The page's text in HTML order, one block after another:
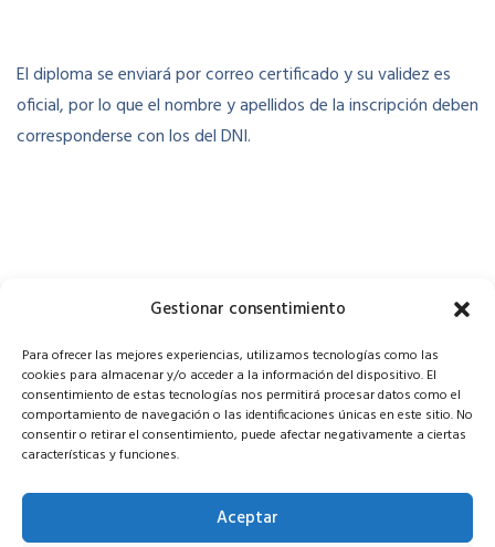
Gestionar consentimiento
Para ofrecer las mejores experiencias, utilizamos tecnologías como las
cookies para almacenar y/o acceder a la información del dispositivo. El
consentimiento de estas tecnologías nos permitirá procesar datos como el
comportamiento de navegación o las identificaciones únicas en este sitio. No
consentir o retirar el consentimiento, puede afectar negativamente a ciertas
características y funciones.
Aceptar
El diploma se enviará por correo certificado y su validez es
oficial, por lo que el nombre y apellidos de la inscripción deben
corresponderse con los del DNI.
Porque creemos en la codificación
C/ Pilar Montaner, 23 07005 Palma (Illes Balears)